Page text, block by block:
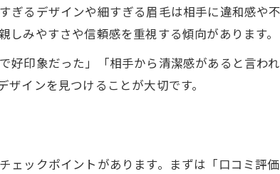
ぎるデザインや細すぎる眉毛は相手に違和感や
みやすさや信頼感を重視する傾向があります。
好印象だった」「相手から清潔感があると言わ
インを見つけることが大切です。
ェックポイントがあります。まずは「口コミ評